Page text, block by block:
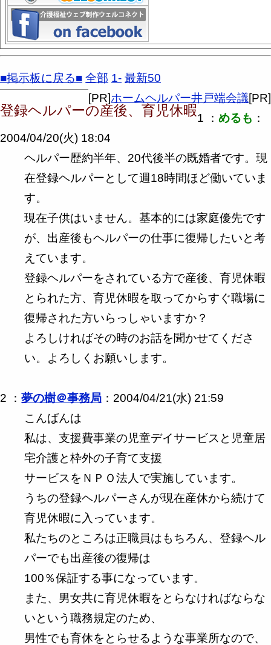
■掲示板に戻る■ 全部 1- 最新50
[PR]ホームヘルパー井戸端会議[PR]
登録ヘルパーの産後、育児休暇1 ： めるも ：
2004/04/20(火) 18:04
ヘルパー歴約半年、20代後半の既婚者です。現
在登録ヘルパーとして週18時間ほど働いていま
す。
現在子供はいません。基本的には家庭優先です
が、出産後もヘルパーの仕事に復帰したいと考
えています。
登録ヘルパーをされている方で産後、育児休暇
とられた方、育児休暇を取ってからすぐ職場に
復帰された方いらっしゃいますか？
よろしければその時のお話を聞かせてくださ
い。よろしくお願いします。
2 ： 夢の樹＠事務局 ：2004/04/21(水) 21:59
こんばんは
私は、支援費事業の児童デイサービスと児童居
宅介護と枠外の子育て支援
サービスをＮＰＯ法人で実施しています。
うちの登録ヘルパーさんが現在産休から続けて
育児休暇に入っています。
私たちのところは正職員はもちろん、登録ヘル
パーでも出産後の復帰は
100％保証する事になっています。
また、男女共に育児休暇をとらなければならな
いという職務規定のため、
男性でも育休をとらせるような事業所なので、